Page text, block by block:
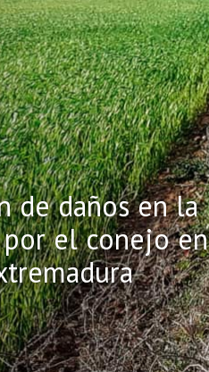
de daños en la
el conejo en